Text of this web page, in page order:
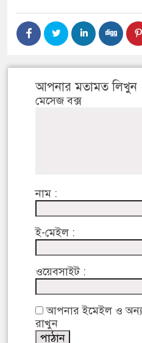
আপনার মতামত লিখুন
মেসেজ বক্স
নাম :
ই-মেইল :
ওয়েবসাইট :
আপনার ইমেইল ও
রাখুন